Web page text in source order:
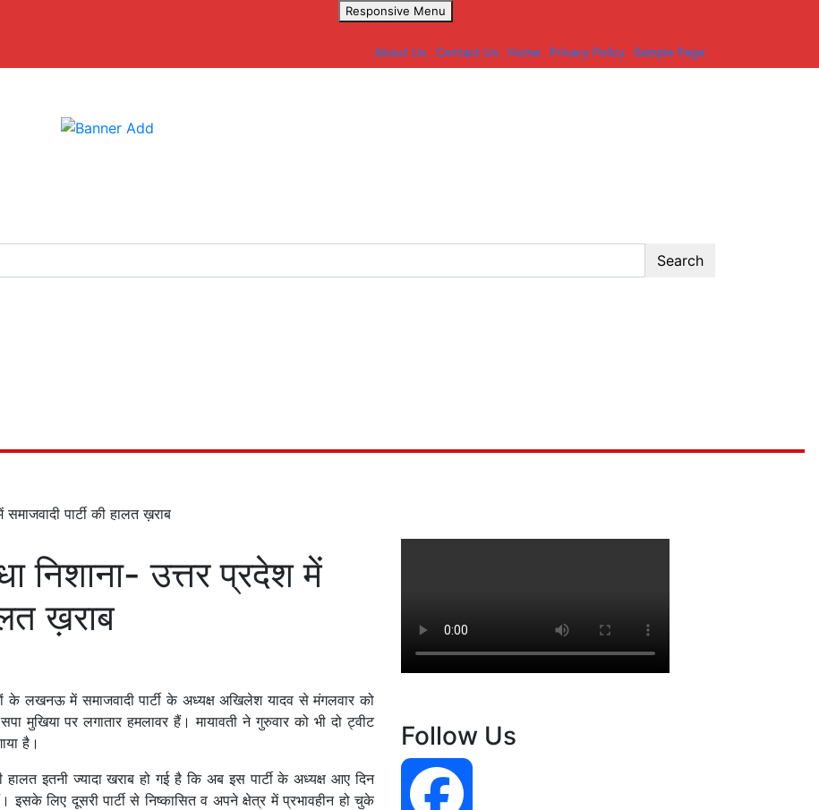
Responsive Menu
About Us Contact Us Home Privacy Policy Sample Page
Search
पार्टी की हालत ख़राब
निशाना- उत्तर प्रदेश में
ख़राब
के लखनऊ में समाजवादी पार्टी के अध्यक्ष अखिलेश यादव से मंगलवार को
मुखिया पर लगातार हमलावर हैं। मायावती ने गुरुवार को भी दो ट्वीट
है।
हालत इतनी ज्यादा खराब हो गई है कि अब इस पार्टी के अध्यक्ष आए दिन
लिए दूसरी पार्टी से निष्कासित व अपने क्षेत्र में प्रभावहीन हो चुके
Follow Us